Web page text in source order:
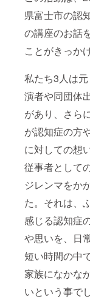
県富士市の認
の講座のお話
ことがきっか
私たち3人は
演者や同団体
があり、さら
が認知症の方
に対しての想
従事者として
ジレンマをか
た。それは、
感じる認知症
や思いを、日
短い時間の中
家族になかな
いという事で